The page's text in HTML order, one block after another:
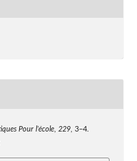
Pour l’école, 229, 3–4.